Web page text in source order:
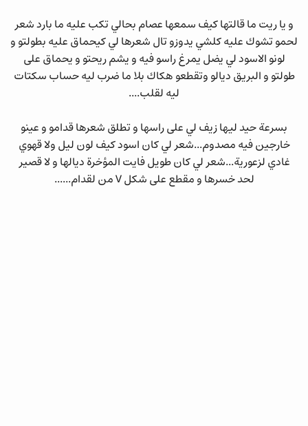
و يا ريت ما قالتها كيف سمعها عصام بحالي تكب عليه ما بارد شعر
لحمو تشوك عليه كلشي يدوزو تال شعرها لي كيحماق عليه بطولتو و
لونو الاسود لي يضل يمرغ راسو فيه و يشم ريحتو و يحماق على
طولتو و البريق ديالو وتقطعو هكاك بلا ما ضرب ليه حساب سكتات
ليه لقلب....
بسرعة حيد ليها زيف لي على راسها و تطلق شعرها قدامو و عينو
خارجين فيه مصدوم...شعر لي كان اسود كيف لون ليل ولا قهوي
غادي لزعورية...شعر لي كان طويل فايت المؤخرة ديالها و لا قصير
لحد خسرها و مقطع على شكل V من لقدام......